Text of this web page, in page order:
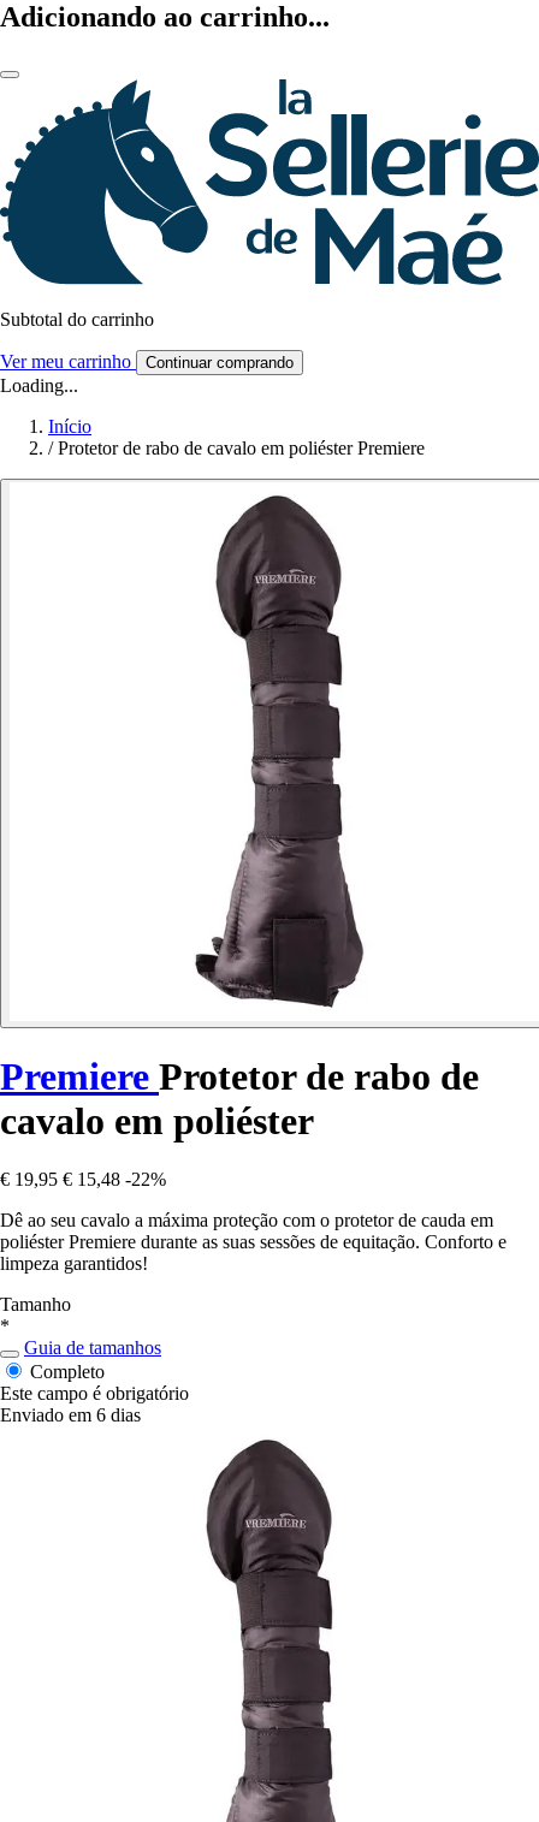
Adicionando ao carrinho...
Subtotal do carrinho
Ver meu carrinho Continuar comprando
Loading...
Início
/ Protetor de rabo de cavalo em poliéster Premiere
Premiere Protetor de rabo de
cavalo em poliéster
€ 19,95 € 15,48 -22%
Dê ao seu cavalo a máxima proteção com o protetor de cauda em
poliéster Premiere durante as suas sessões de equitação. Conforto e
limpeza garantidos!
Tamanho
*
Guia de tamanhos
Completo
Este campo é obrigatório
Enviado em 6 dias